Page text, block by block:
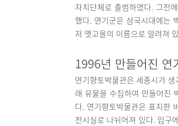
자치단체로 출범하였다. 그전
했다. 연기군은 삼국시대에는
저 옛고을의 이름으로 알려져
1996년 만들어진 연
연기향토박물관은 세종시가
래 유물을 수집하여 만들어진
다. 연기향토박물관은 표지판
전시실로 나뉘어져 있다. 입구